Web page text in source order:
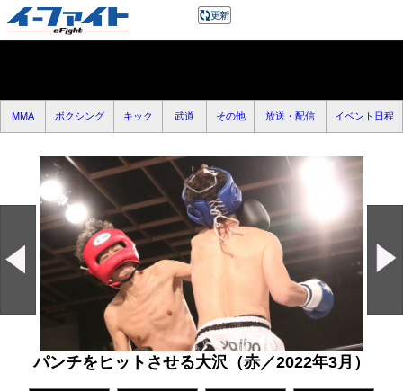
MMA ボクシング キック 武道 その他 放送・配信 イベント日程
パンチをヒットさせる大沢（赤／2022年3月）